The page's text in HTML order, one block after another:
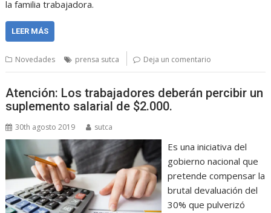
la familia trabajadora.
LEER MÁS
Novedades prensa sutca Deja un comentario
Atención: Los trabajadores deberán percibir un
suplemento salarial de $2.000.
30th agosto 2019 sutca
Es una iniciativa del
gobierno nacional que
pretende compensar la
brutal devaluación del
30% que pulverizó